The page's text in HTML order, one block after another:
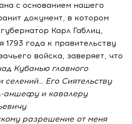
с основанием нашего
документ, в котором
Карл Габлиц,
года к правительству
войска, заверяет, что
Кубанью главного
селений… Его Сиятельству
аншефуи кавалеру
разрешение от меня